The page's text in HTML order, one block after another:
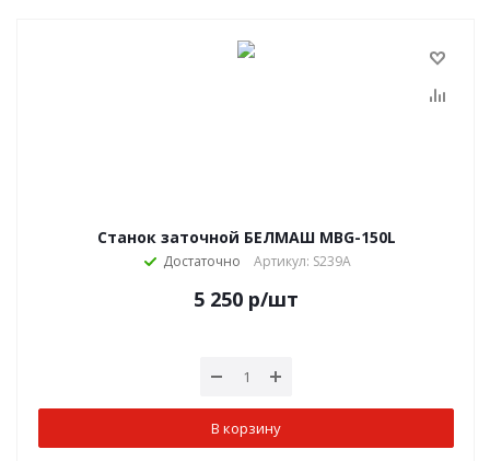
Станок заточной БЕЛМАШ MBG-150L
Достаточно Артикул: S239A
5 250 р/шт
В корзину